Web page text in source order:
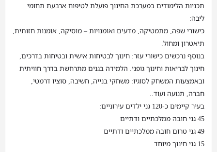
תכניות הלימודים במערכת החינוך פועלת לטיפוח ארבעת תחומי
ליבה:
כישורי שפה, מתמטיקה, מדעים ואומנויות – מוסיקה, אומנות חזותית,
תיאטרון ומחול.
בנוסף נרכשים כישורי עזר: חינוך לבטיחות אישית ובטיחות בדרכים,
חינוך לבריאות וחינוך גופני. הלמידה בגנים מתרחשת בדרך חוויתית
ובאמצעות המשחק לסוגיו: משחקי בנייה, חשיבה, סוציו דרמטי,
חברה, תנועה ועוד..
בעיר קיימים כ-120 גני ילדים עירוניים:
45 גני חובה ממלכתיים ודתיים
49 גני טרום חובה ממלכתיים ודתיים
15 גני חינוך מיוחד